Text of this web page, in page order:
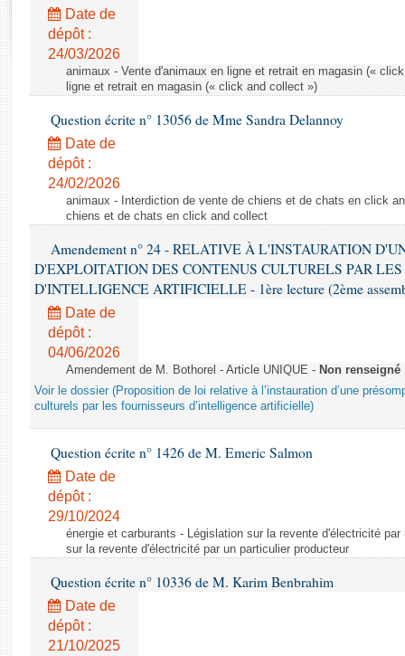
Rapports législatifs
Rapports sur l'application des lois
Baromètre de l’application des lois
Dossiers législatifs
Budget et sécurité sociale
Questions écrites et orales
Comptes rendus des débats
Date de
dépôt :
24/03/2026
animaux - Vente d'animaux en ligne et retrait en magasin («
ligne et retrait en magasin (« click and collect »)
Question écrite n° 13056 de Mme Sandra Delannoy
Date de
dépôt :
24/02/2026
animaux - Interdiction de vente de chiens et de chats en click
chiens et de chats en click and collect
Amendement n° 24 - RELATIVE À L'INSTAURATION
D'EXPLOITATION DES CONTENUS CULTURELS PAR LES
D'INTELLIGENCE ARTIFICIELLE - 1ère lecture (2ème
Date de
dépôt :
04/06/2026
Amendement de M. Bothorel - Article UNIQUE - Non renseigné
Voir le dossier (Proposition de loi relative à l’instauration d’une
culturels par les fournisseurs d’intelligence artificielle)
Question écrite n° 1426 de M. Emeric Salmon
Date de
dépôt :
29/10/2024
énergie et carburants - Législation sur la revente d'électricité
sur la revente d'électricité par un particulier producteur
Question écrite n° 10336 de M. Karim Benbrahim
Date de
dépôt :
21/10/2025